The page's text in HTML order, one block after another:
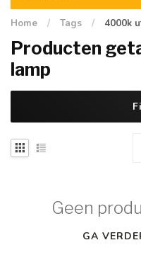
Home / Tags / 4000k
Producten
lamp
Geen
GA